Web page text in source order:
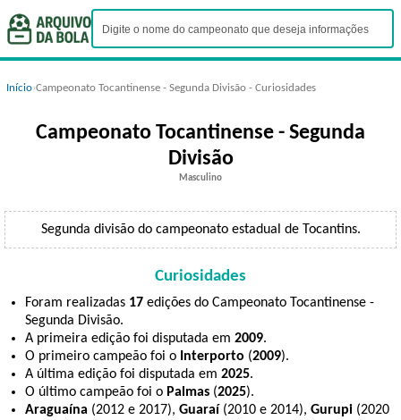
Início›Campeonato Tocantinense - Segunda Divisão - Curiosidades
Campeonato Tocantinense - Segunda
Divisão
Masculino
Segunda divisão do campeonato estadual de Tocantins.
Curiosidades
Foram realizadas 17 edições do Campeonato Tocantinense -
Segunda Divisão.
A primeira edição foi disputada em 2009.
O primeiro campeão foi o Interporto (2009).
A última edição foi disputada em 2025.
O último campeão foi o Palmas (2025).
Araguaína (2012 e 2017), Guaraí (2010 e 2014), Gurupi (2020